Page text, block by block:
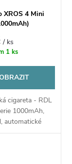
XROS 4 Mini
/ ks
1 ks
cigareta - RDL
1000mAh,
automatické
výkon,